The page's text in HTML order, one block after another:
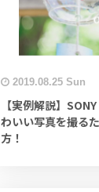
2019.08.25 Sun
【実例解説】
わいい写真を撮る
方！